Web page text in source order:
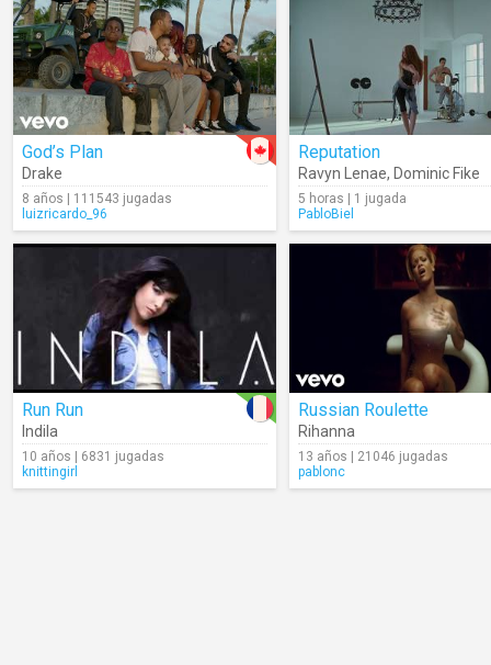
God’s Plan
Drake
8 años | 111543 jugadas
luizricardo_96
Reputation
Ravyn Lenae, Dominic Fike
5 horas | 1 jugada
PabloBiel
Run Run
Indila
10 años | 6831 jugadas
knittingirl
Russian Roulette
Rihanna
13 años | 21046 jugadas
pablonc